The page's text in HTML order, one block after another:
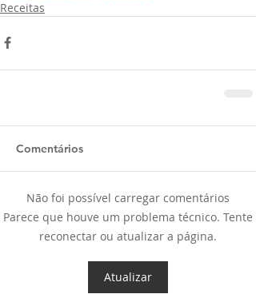
Receitas
Comentários
Não foi possível carregar comentários
Parece que houve um problema técnico. Tente
reconectar ou atualizar a página.
Atualizar